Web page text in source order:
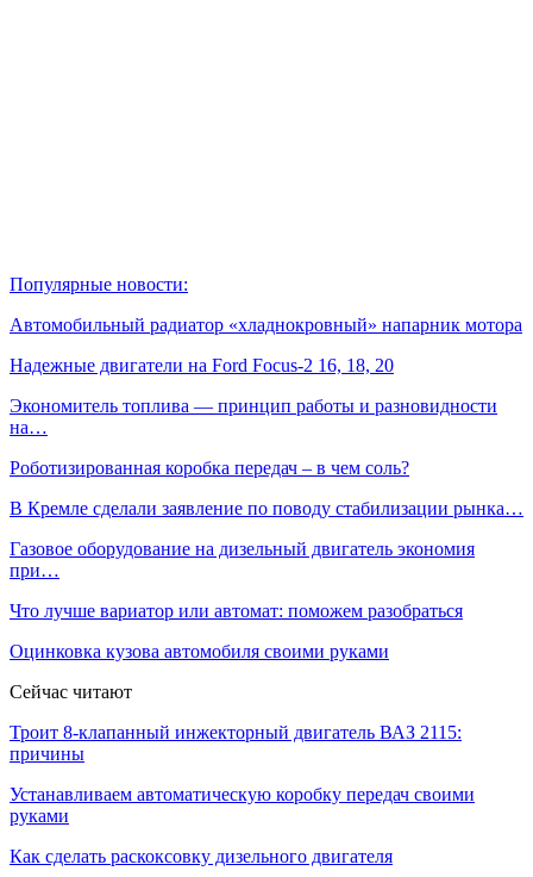
Популярные новости:
Автомобильный радиатор «хладнокровный» напарник мотора
Надежные двигатели на Ford Focus-2 16, 18, 20
Экономитель топлива — принцип работы и разновидности
на…
Роботизированная коробка передач – в чем соль?
В Кремле сделали заявление по поводу стабилизации рынка…
Газовое оборудование на дизельный двигатель экономия
при…
Что лучше вариатор или автомат: поможем разобраться
Оцинковка кузова автомобиля своими руками
Сейчас читают
Троит 8-клапанный инжекторный двигатель ВАЗ 2115:
причины
Устанавливаем автоматическую коробку передач своими
руками
Как сделать раскоксовку дизельного двигателя